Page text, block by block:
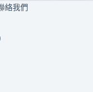
絡我們